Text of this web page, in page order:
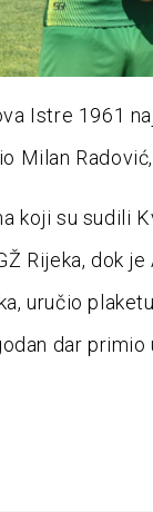
Istre 1961
Milan
koji su sudili
Rijeka, dok
uručio
dar